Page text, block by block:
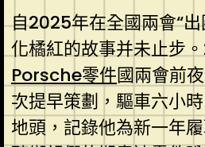
自2025年在全國兩會“
化橘紅的故事并未止步
Porsche零件國兩會前
次提早策劃，驅車六小
地頭，記錄他為新一年